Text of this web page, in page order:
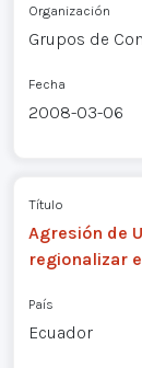
Organización
Grupos de
Fecha
2008-03-06
Título
Agresión de
regionalizar
País
Ecuador